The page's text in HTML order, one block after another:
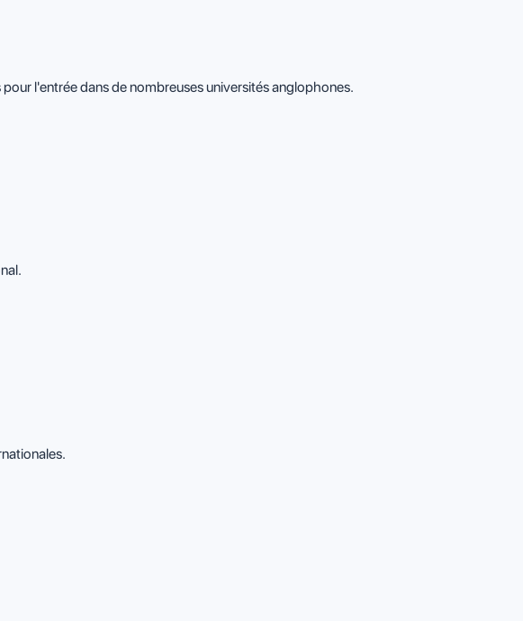
l'entrée dans de nombreuses universités anglophones.